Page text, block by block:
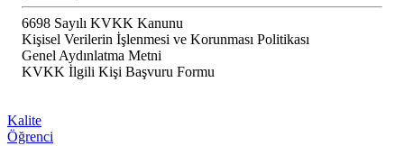
6698 Sayılı KVKK Kanunu
Kişisel Verilerin İşlenmesi ve Korunması Politikası
Genel Aydınlatma Metni
KVKK İlgili Kişi Başvuru Formu
Kalite
Öğrenci